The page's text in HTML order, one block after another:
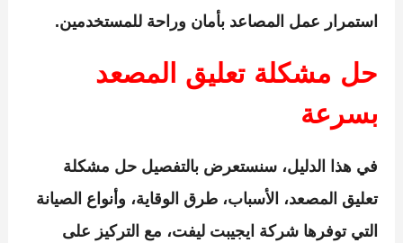
استمرار عمل المصاعد بأمان وراحة للمستخدمين.
حل مشكلة تعليق المصعد
بسرعة
في هذا الدليل، سنستعرض بالتفصيل حل مشكلة
تعليق المصعد، الأسباب، طرق الوقاية، وأنواع الصيانة
التي توفرها شركة ايجيبت ليفت، مع التركيز على